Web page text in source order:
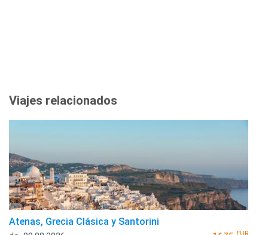
Viajes relacionados
Atenas, Grecia Clásica y Santorini
EUR